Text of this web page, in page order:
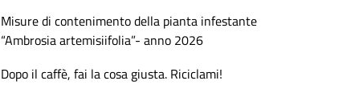
Misure di contenimento della pianta infestante
“Ambrosia artemisiifolia”- anno 2026
Dopo il caffè, fai la cosa giusta. Riciclami!